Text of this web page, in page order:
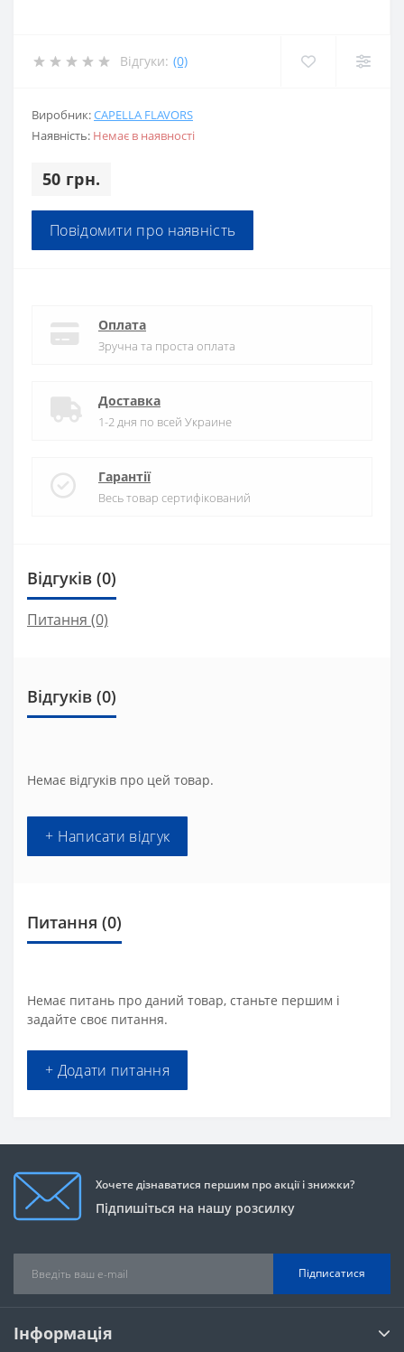
Відгуки: (0)
Виробник:CAPELLA FLAVORS
Наявність: Немає в наявності
50 грн.
Повідомити про наявність
Оплата
Зручна та проста оплата
Доставка
1-2 дня по всей Украине
Гарантії
Весь товар сертифікований
Відгуків (0)
Питання (0)
Відгуків (0)
Немає відгуків про цей товар.
+ Написати відгук
Питання (0)
Немає питань про даний товар, станьте першим і
задайте своє питання.
+ Додати питання
Хочете дізнаватися першим про акції і знижки?
Підпишіться на нашу розсилку
Підписатися
Інформація